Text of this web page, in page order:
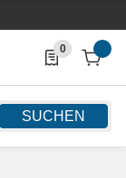
SUCHEN
0
0 Produkte in